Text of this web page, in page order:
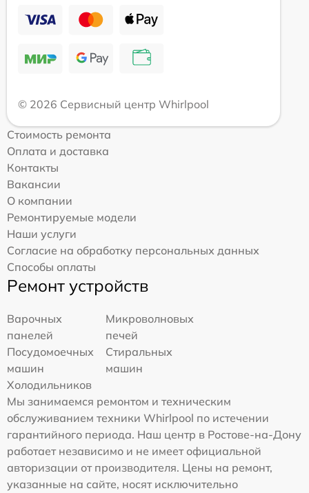
© 2026 Сервисный центр Whirlpool
Стоимость ремонта
Оплата и доставка
Контакты
Вакансии
О компании
Ремонтируемые модели
Наши услуги
Согласие на обработку персональных данных
Способы оплаты
Ремонт устройств
Варочных
панелей
Микроволновых
печей
Посудомоечных
машин
Стиральных
машин
Холодильников
Мы занимаемся ремонтом и техническим
обслуживанием техники Whirlpool по истечении
гарантийного периода. Наш центр в Ростове-на-Дону
работает независимо и не имеет официальной
авторизации от производителя. Цены на ремонт,
указанные на сайте, носят исключительно